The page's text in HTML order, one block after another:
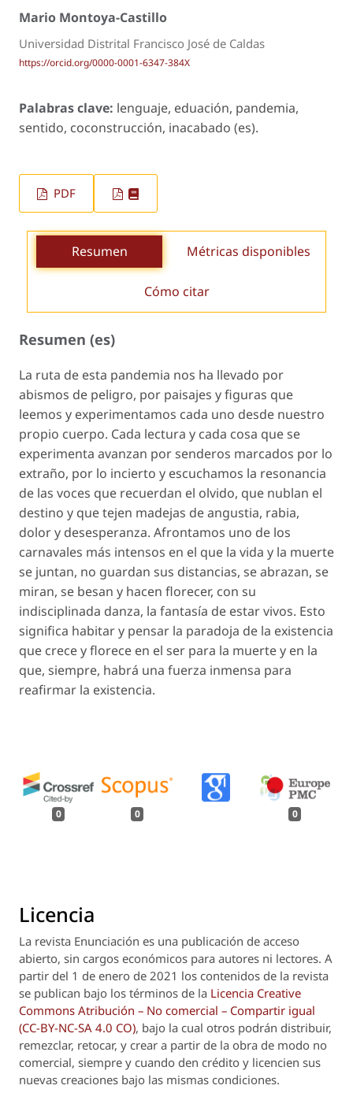
Mario Montoya-Castillo
Universidad Distrital Francisco José de Caldas
https://orcid.org/0000-0001-6347-384X
Palabras clave: lenguaje, eduación, pandemia,
sentido, coconstrucción, inacabado (es).
PDF
Resumen Métricas disponibles
Cómo citar
Resumen (es)
La ruta de esta pandemia nos ha llevado por
abismos de peligro, por paisajes y figuras que
leemos y experimentamos cada uno desde nuestro
propio cuerpo. Cada lectura y cada cosa que se
experimenta avanzan por senderos marcados por lo
extraño, por lo incierto y escuchamos la resonancia
de las voces que recuerdan el olvido, que nublan el
destino y que tejen madejas de angustia, rabia,
dolor y desesperanza. Afrontamos uno de los
carnavales más intensos en el que la vida y la muerte
se juntan, no guardan sus distancias, se abrazan, se
miran, se besan y hacen florecer, con su
indisciplinada danza, la fantasía de estar vivos. Esto
significa habitar y pensar la paradoja de la existencia
que crece y florece en el ser para la muerte y en la
que, siempre, habrá una fuerza inmensa para
reafirmar la existencia.
0 0 0
Licencia
La revista Enunciación es una publicación de acceso
abierto, sin cargos económicos para autores ni lectores. A
partir del 1 de enero de 2021 los contenidos de la revista
se publican bajo los términos de la Licencia Creative
Commons Atribución – No comercial – Compartir igual
(CC-BY-NC-SA 4.0 CO), bajo la cual otros podrán distribuir,
remezclar, retocar, y crear a partir de la obra de modo no
comercial, siempre y cuando den crédito y licencien sus
nuevas creaciones bajo las mismas condiciones.